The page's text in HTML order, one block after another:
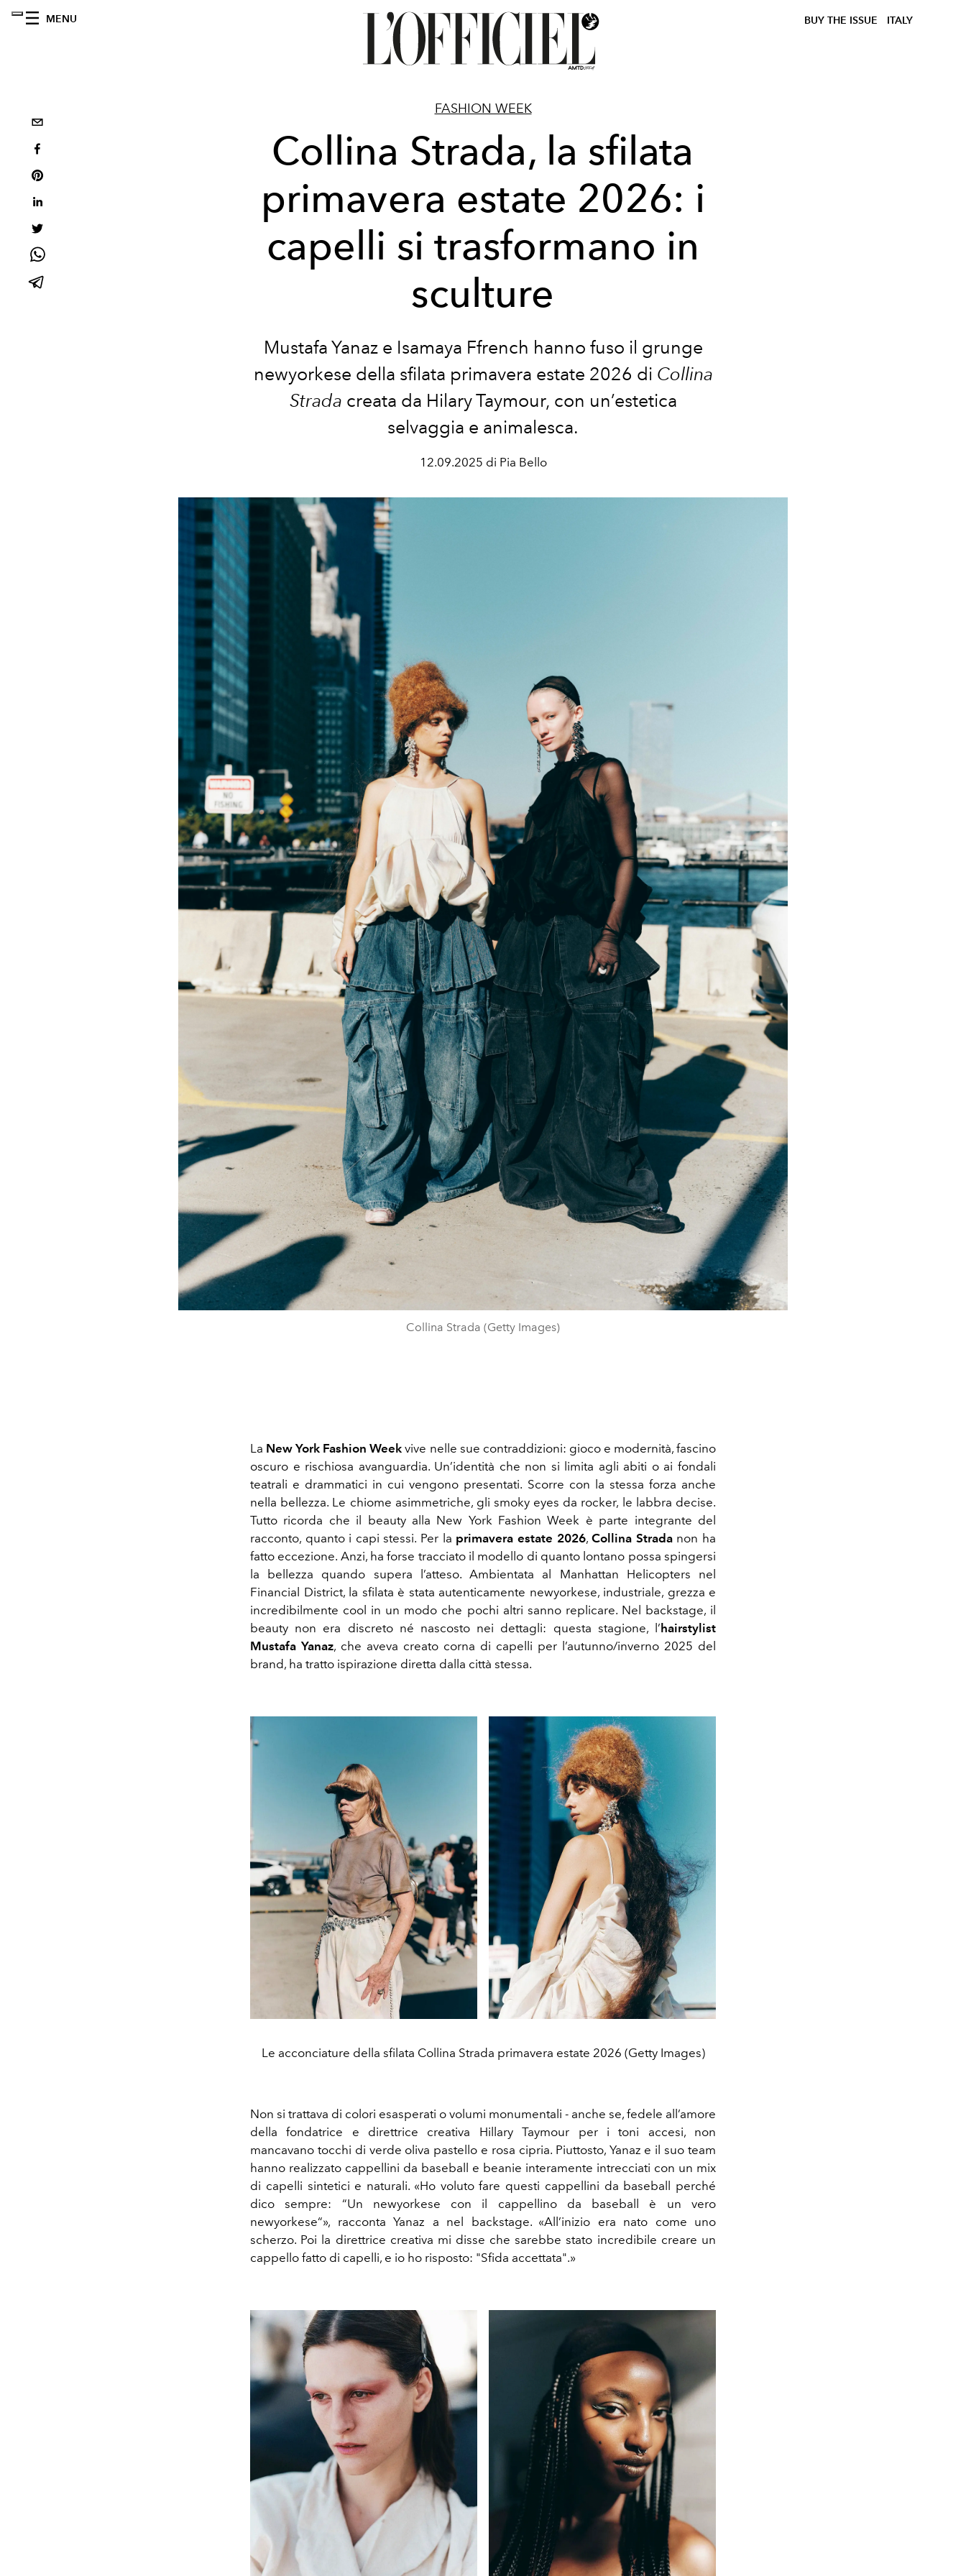
MENU BUY THE ISSUE ITALY
FASHION WEEK
Collina Strada, la sfilata
primavera estate 2026: i
capelli si trasformano in
sculture
Mustafa Yanaz e Isamaya Ffrench hanno fuso il grunge
newyorkese della sfilata primavera estate 2026 di Collina
Strada creata da Hilary Taymour, con un’estetica
selvaggia e animalesca.
12.09.2025 di Pia Bello
Collina Strada (Getty Images)
La New York Fashion Week vive nelle sue contraddizioni: gioco e modernità, fascino
oscuro e rischiosa avanguardia. Un’identità che non si limita agli abiti o ai fondali
teatrali e drammatici in cui vengono presentati. Scorre con la stessa forza anche
nella bellezza. Le chiome asimmetriche, gli smoky eyes da rocker, le labbra decise.
Tutto ricorda che il beauty alla New York Fashion Week è parte integrante del
racconto, quanto i capi stessi. Per la primavera estate 2026,Collina Stradanon ha
fatto eccezione. Anzi, ha forse tracciato il modello di quanto lontano possa spingersi
la bellezza quando supera l’atteso. Ambientata al Manhattan Helicopters nel
Financial District, la sfilata è stata autenticamente newyorkese, industriale, grezza e
incredibilmente cool in un modo che pochi altri sanno replicare. Nel backstage, il
beauty non era discreto né nascosto nei dettagli: questa stagione, l’hairstylist
Mustafa Yanaz, che aveva creato corna di capelli per l’autunno/inverno 2025 del
brand, ha tratto ispirazione diretta dalla città stessa.
Le acconciature della sfilata Collina Strada primavera estate 2026 (Getty Images)
Non si trattava di colori esasperati o volumi monumentali - anche se, fedele all’amore
della fondatrice e direttrice creativa Hillary Taymour per i toni accesi, non
mancavano tocchi di verde oliva pastello e rosa cipria. Piuttosto, Yanaz e il suo team
hanno realizzato cappellini da baseball e beanie interamente intrecciati con un mix
di capelli sintetici e naturali. «Ho voluto fare questi cappellini da baseball perché
dico sempre: “Un newyorkese con il cappellino da baseball è un vero
newyorkese“», racconta Yanaz a nel backstage. «All’inizio era nato come uno
scherzo. Poi la direttrice creativa mi disse che sarebbe stato incredibile creare un
cappello fatto di capelli, e io ho risposto: "Sfida accettata".»